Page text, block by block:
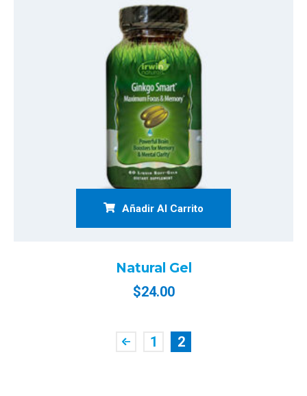
Añadir Al Carrito
Natural Gel
$24.00
1 2